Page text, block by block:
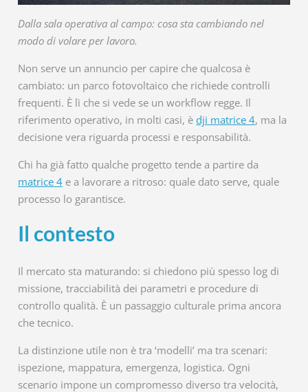
Dalla sala operativa al campo: cosa sta cambiando nel
modo di volare per lavoro.
Non serve un annuncio per capire che qualcosa è
cambiato: un parco fotovoltaico che richiede controlli
frequenti. È lì che si vede se un workflow regge. Il
riferimento operativo, in molti casi, èdji matrice 4, ma la
decisione vera riguarda processi e responsabilità.
Chi ha già fatto qualche progetto tende a partire da
matrice 4 e a lavorare a ritroso: quale dato serve, quale
processo lo garantisce.
Il contesto
Il mercato sta maturando: si chiedono più spesso log di
missione, tracciabilità dei parametri e procedure di
controllo qualità. È un passaggio culturale prima ancora
che tecnico.
La distinzione utile non è tra ‘modelli’ ma tra scenari:
ispezione, mappatura, emergenza, logistica. Ogni
scenario impone un compromesso diverso tra velocità,